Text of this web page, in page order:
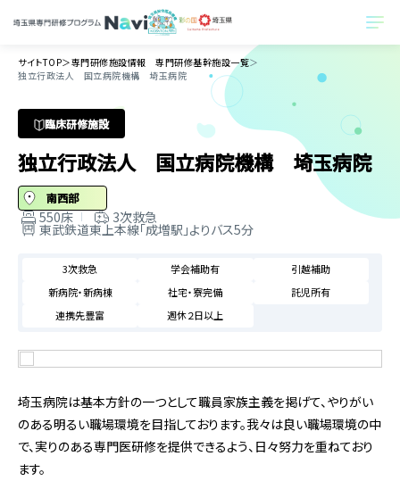
サイトTOP＞専門研修施設情報 専門研修基幹施設一覧＞
独立行政法人 国立病院機構 埼玉病院
臨床研修施設
独立行政法人 国立病院機構 埼玉病院
南西部
550床 3次救急
東武鉄道東上本線「成増駅」よりバス5分
3次救急 学会補助有
引越補助
新病院・新病棟
社宅・寮完備
託児所有
連携先豊富
週休２日以上
埼玉病院は基本方針の一つとして職員家族主義を掲げて、やりがい
のある明るい職場環境を目指しております。我々は良い職場環境の中
で、実りのある専門医研修を提供できるよう、日々努力を重ねており
ます。